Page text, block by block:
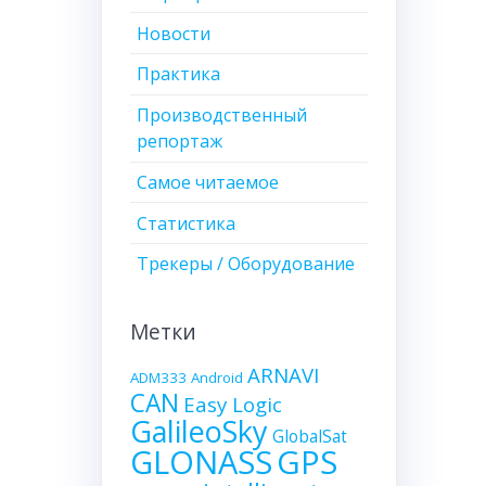
Новости
Практика
Производственный
репортаж
Самое читаемое
Статистика
Трекеры / Оборудование
Метки
ADM333 Android ARNAVI
CAN Easy Logic
GalileoSky GlobalSat
GLONASSGPS